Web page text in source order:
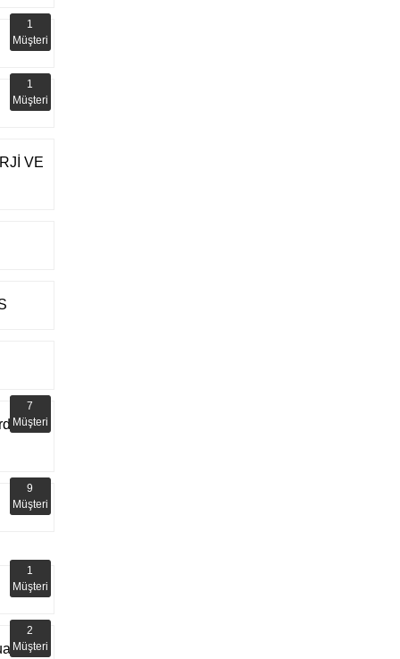
1
Müşteri
1
Müşteri
VE
7
Müşteri
9
Müşteri
1
Müşteri
2
Müşteri